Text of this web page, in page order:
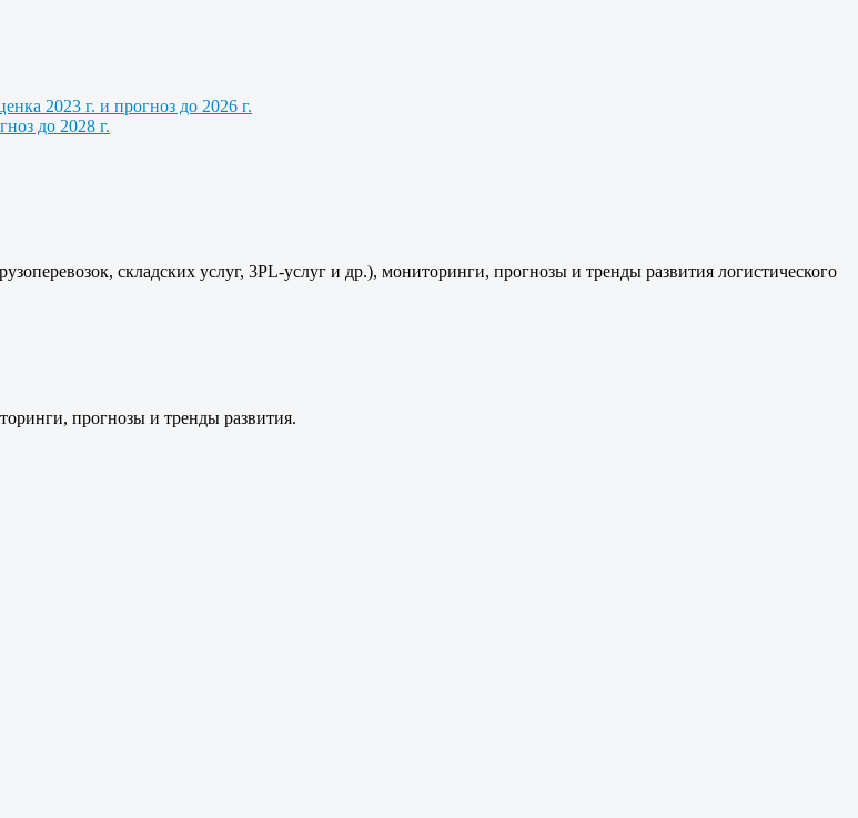
складских услуг, 3PL-услуг и др.), мониторинги, прогнозы и тренды развития логистического
прогнозы и тренды развития.